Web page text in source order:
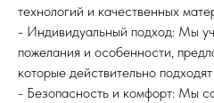
технологий и качественных
- Индивидуальный подход: Мы
пожелания и особенности,
которые действительно
- Безопасность и комфорт: Мы